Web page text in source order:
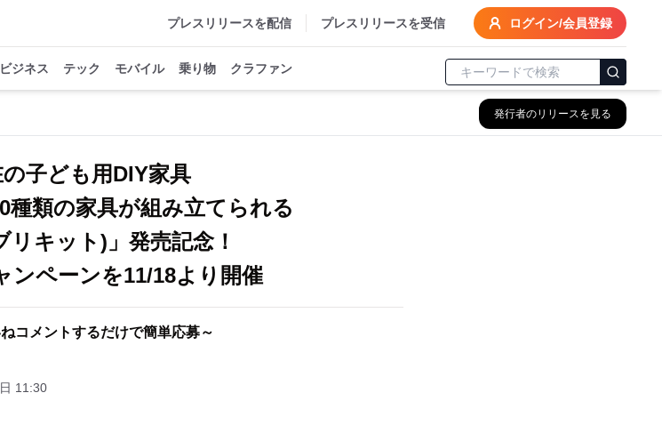
プレスリリースを配信 プレスリリースを受信 ログイン/会員登録
ビジネス テック モバイル 乗り物 クラファン
発行者のリリースを見る
の子ども用DIY家具
種類の家具が組み立てられる
リキット)」発売記念！
ンペーンを11/18より開催
コメントするだけで簡単応募～
11:30